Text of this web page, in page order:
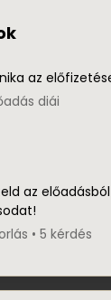
az
diái
az
• 5 kérdés